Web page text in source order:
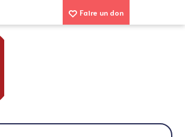
Faire un don